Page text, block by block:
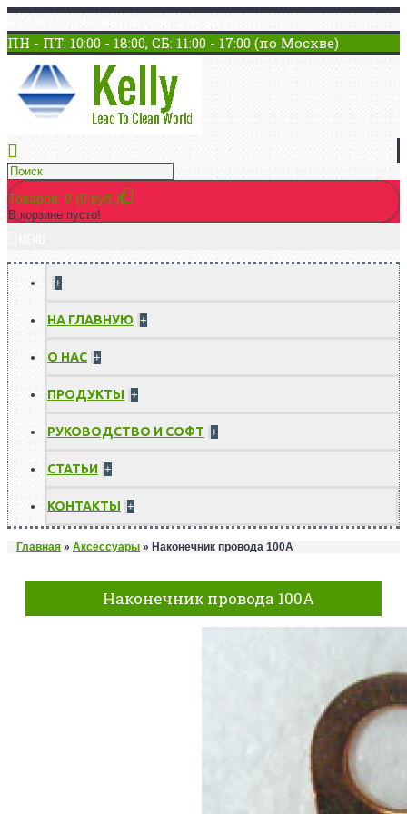
ПН - ПТ: 10:00 - 18:00, СБ: 11:00 - 17:00 (по Москве)
Товаров: 0 (0 руб.)
В корзине пусто!
+
НА ГЛАВНУЮ +
О НАС +
ПРОДУКТЫ +
РУКОВОДСТВО И СОФТ +
СТАТЬИ +
КОНТАКТЫ +
Главная » Аксессуары » Наконечник провода 100А
Наконечник провода 100А